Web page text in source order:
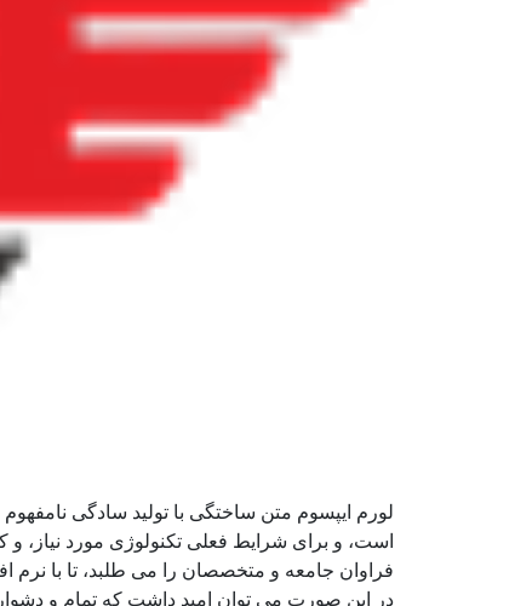
لورم ایپسوم متن ساختگی با تولید سادگی
است، و برای شرایط فعلی تکنولوژی مورد نیاز،
فراوان جامعه و متخصصان را می طلبد، تا با نرم
در این صورت می توان امید داشت که تمام و